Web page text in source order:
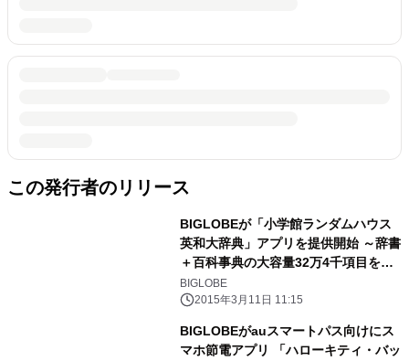
この発行者のリリース
BIGLOBEが「小学館ランダムハウス
英和大辞典」アプリを提供開始 ～辞書
＋百科事典の大容量32万4千項目を収
録～
BIGLOBE
2015年3月11日 11:15
BIGLOBEがauスマートパス向けにス
マホ節電アプリ 「ハローキティ・バッ